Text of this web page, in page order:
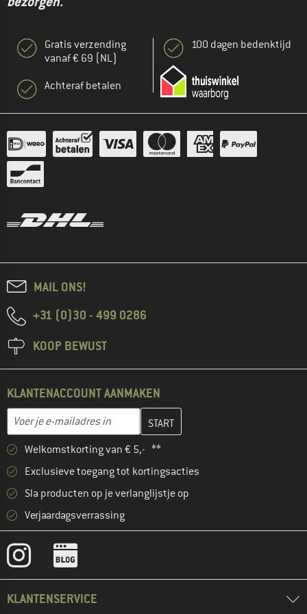
Gratis verzending
vanaf € 69 (NL)
Achteraf betalen
100 dagen bedenktijd
MAIL ONS!
+31 (0)30 - 499 0286
KOOP BEWUST
KLANTENACCOUNT AANMAKEN
E-mailadres
Vul je e-mailadres hier in en maak in de volgende stap je
Welkomstkorting van € 5,- **
Exclusieve toegang tot kortingsacties
Sla producten op je verlanglijstje op
Verjaardagsverrassing
KLANTENSERVICE